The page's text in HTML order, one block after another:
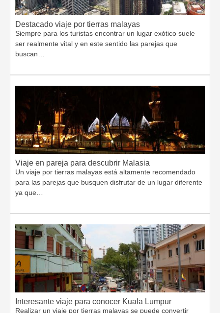
Destacado viaje por tierras malayas
Siempre para los turistas encontrar un lugar exótico suele
ser realmente vital y en este sentido las parejas que
buscan…
Viaje en pareja para descubrir Malasia
Un viaje por tierras malayas está altamente recomendado
para las parejas que busquen disfrutar de un lugar diferente
ya que…
Interesante viaje para conocer Kuala Lumpur
Realizar un viaje por tierras malayas se puede convertir